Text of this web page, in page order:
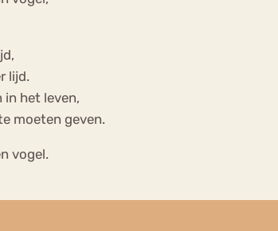
lijd.
in het leven,
moeten geven.
vogel.